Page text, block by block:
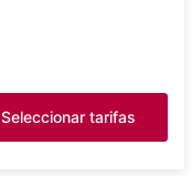
Seleccionar tarifas